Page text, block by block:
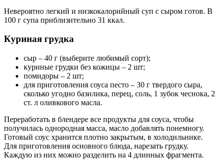
Невероятно легкий и низкокалорийный суп с сыром готов. В
100 г супа приблизительно 31 ккал.
Куриная грудка
сыр – 40 г (выберите любимый сорт);
куриные грудки без кожицы – 2 шт;
помидоры – 2 шт;
для приготовления соуса песто – 30 г твердого сыра,
сколько угодно базилика, перец, соль, 1 зубок чеснока, 2
ст. л оливкового масла.
Переработать в блендере все продукты для соуса, чтобы
получилась однородная масса, масло добавлять понемногу.
Готовый соус хранится плотно закрытым, в холодильнике.
Для приготовления основного блюда, нарезать грудку.
Каждую из них можно разделить на 4 длинных фрагмента.